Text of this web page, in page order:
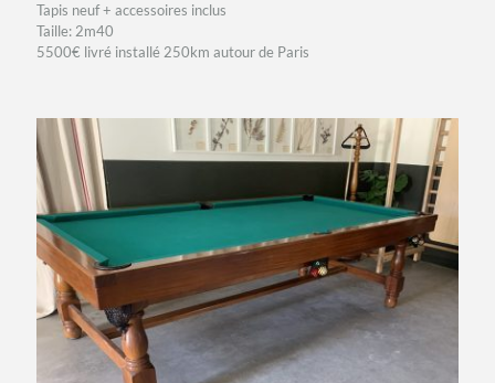
Tapis neuf + accessoires inclus
Taille: 2m40
5500€ livré installé 250km autour de Paris